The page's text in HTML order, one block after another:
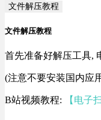
文件解压教程
文件解压教程
首先准备好解压工具,
(注意不要安装国内应
B站视频教程: 【电子